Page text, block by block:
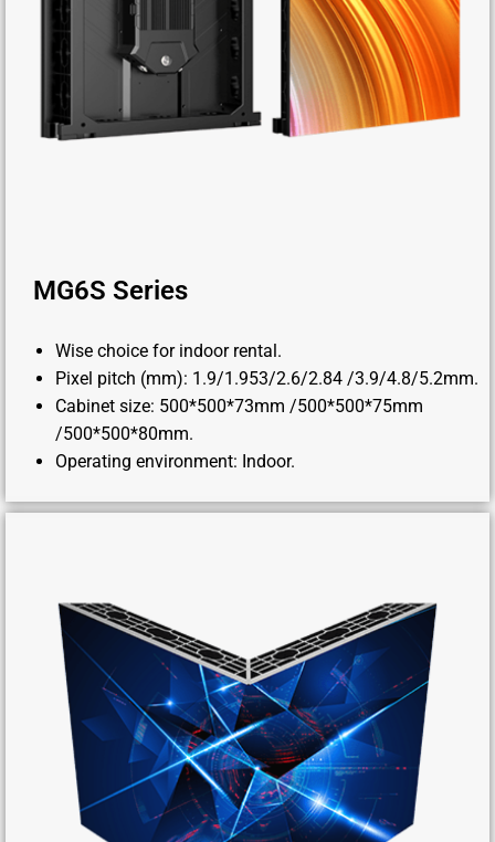
MG6S Series
Wise choice for indoor rental.
Pixel pitch (mm): 1.9/1.953/2.6/2.84 /3.9/4.8/5.2mm.
Cabinet size: 500*500*73mm /500*500*75mm
/500*500*80mm.
Operating environment: Indoor.